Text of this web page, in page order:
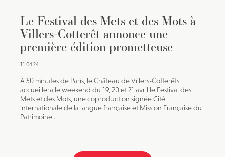
Le Festival des Mets et des Mots à
Villers-Cotterêt annonce une
première édition prometteuse
11.04.24
À 50 minutes de Paris, le Château de Villers-Cotterêts
accueillera le weekend du 19, 20 et 21 avril le Festival des
Mets et des Mots, une coproduction signée Cité
internationale de la langue française et Mission Française du
Patrimoine...